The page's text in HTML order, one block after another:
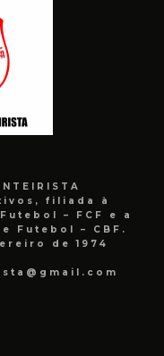
filiada à
– FCF e a
Futebol – CBF.
de 1974